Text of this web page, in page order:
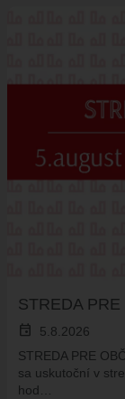
STREDA
event
5.8.2026
STREDA PRE
sa uskutoční v
hod…